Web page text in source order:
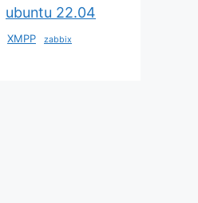
ubuntu 22.04
XMPP zabbix